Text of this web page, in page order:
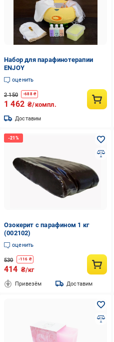
Набор для парафинотерапии
ENJOY
оценить
2 150 -688₴
1 462 ₴/компл.
Доставим
Озокерит с парафином 1 кг
(002102)
оценить
530 -116 ₴
414 ₴/кг
Привезём Доставим